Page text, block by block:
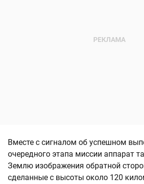
Вместе с сигналом об успешном
очередного этапа миссии аппарат
Землю изображения обратной
сделанные с высоты около 120